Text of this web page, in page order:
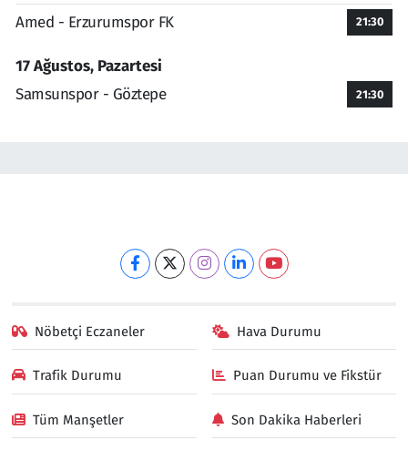
Amed - Erzurumspor FK 21:30
17 Ağustos, Pazartesi
Samsunspor - Göztepe
21:30
Nöbetçi Eczaneler Hava Durumu
Trafik Durumu Puan Durumu ve Fikstür
Tüm Manşetler Son Dakika Haberleri